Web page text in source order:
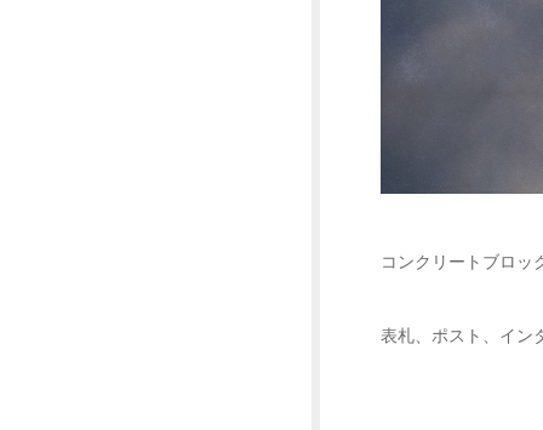
コンクリートブロッ
表札、ポスト、イン